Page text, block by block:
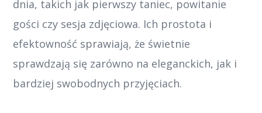
dnia, takich jak pierwszy taniec, powitanie
gości czy sesja zdjęciowa. Ich prostota i
efektowność sprawiają, że świetnie
sprawdzają się zarówno na eleganckich, jak i
bardziej swobodnych przyjęciach.